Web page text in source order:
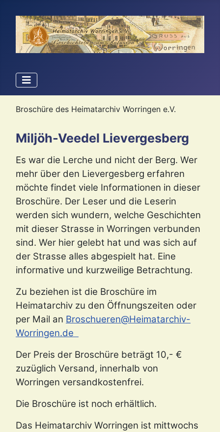
Broschüre des Heimatarchiv Worringen e.V.
Miljöh-Veedel Lievergesberg
Es war die Lerche und nicht der Berg. Wer
mehr über den Lievergesberg erfahren
möchte findet viele Informationen in dieser
Broschüre. Der Leser und die Leserin
werden sich wundern, welche Geschichten
mit dieser Strasse in Worringen verbunden
sind. Wer hier gelebt hat und was sich auf
der Strasse alles abgespielt hat. Eine
informative und kurzweilige Betrachtung.
Zu beziehen ist die Broschüre im
Heimatarchiv zu den Öffnungszeiten oder
per Mail an Broschueren@Heimatarchiv-
Worringen.de
Der Preis der Broschüre beträgt 10,- €
zuzüglich Versand, innerhalb von
Worringen versandkostenfrei.
Die Broschüre ist noch erhältlich.
Das Heimatarchiv Worringen ist mittwochs